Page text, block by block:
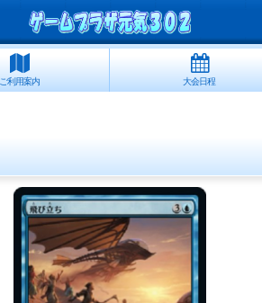
ご利用案内 大会日程